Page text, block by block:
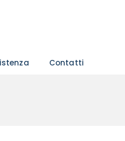
Contatti